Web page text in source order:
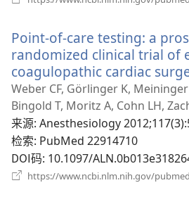
Point-of-care testing: a
randomized clinical trial of
coagulopathic cardiac
Weber CF, Görlinger K,
Bingold T, Moritz A, Cohn LH,
来源‎: Anesthesiology
检索‎: PubMed 22914710
DOI码‎: 10.1097/
https://www.ncbi.nlm.nih.gov/